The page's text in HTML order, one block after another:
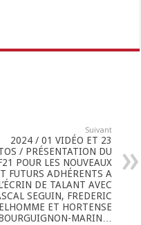
Suivant
2024 / 01 VIDÉO ET 23
/ PRÉSENTATION DU
POUR LES NOUVEAUX
FUTURS ADHÉRENTS A
DE TALANT AVEC
SEGUIN, FREDERIC
ET HORTENSE
MARIN…